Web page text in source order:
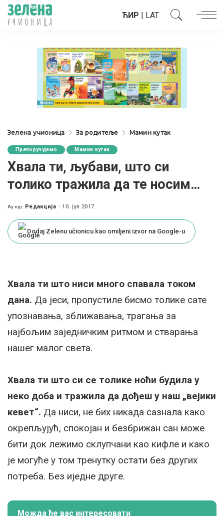
ЋИР | LAT
Зелена учионица За родитеље Мамин кутак
Препоручујемо Мамин кутак
Хвала ти, љубави, што си
толико тражила да те носим…
Posted
Аутор: Редакција 10. јул 2017.
Dodaj Zelenu učionicu kao omiljeni izvor na Google-u
Хвала ти што ниси много спавала током
дана. Да јеси, пропустиле бисмо толике сате
упознавања, зближавања, трагања за
најбољим заједничким ритмом и стварања
нашег малог света.
Хвала ти што си се толике ноћи будила у
неко доба и тражила да дођеш у наш „вејики
кевет“. Да ниси, не бих никада сазнала како
окрепљујућ, спокојан и безбрижан сан може
бити док лежимо склупчани као кифле и како
је могуће у том тренутку остати без других
потреба. Без иједне друге.
Можда ће вас интересовати